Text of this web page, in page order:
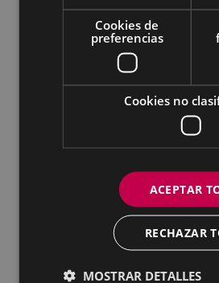
Concursos de méritos
Técnico/a de
Transparencia (PE0160)
Dinamizador/a de
Profesor/a de dibujo
Auxiliar administrativo/
(PE0167)
Auxiliar administrativo/
(PE0164)
PL2 (PE0170)
Cookies de
preferencias
Cookies no
ACEPTAR
RECHAZAR
MOSTRAR DETALLES